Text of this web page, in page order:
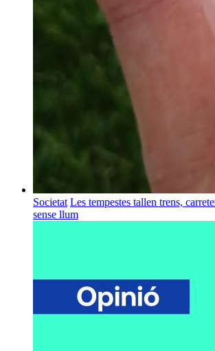
Societat Les tempestes tallen trens,
sense llum